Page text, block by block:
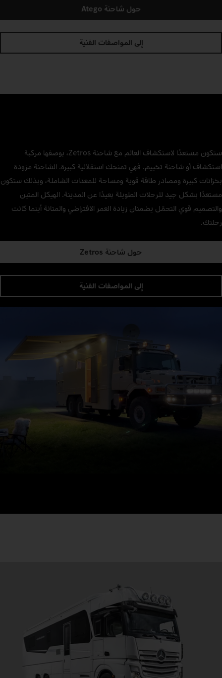
حول شاحنة Atego
إلى المواصفات الفنية
ستكون مستعدًا لاستكشاف العالم مع شاحنة Zetros، بوصفها مركبة
استكشاف أو شاحنة تخييم. فهي تمنحك استقلالية كبيرة. الشاحنة مزودة
بخزانات كبيرة ومصادر طاقة قوية ومساحة للمعدات الشاملة، وبذلك ستكون
مستعدًا بشكل جيد للرحلات الطويلة بعيدًا عن المدينة. الهيكل المتين
والتصميم قوي التحمّل يضمنان زيادة العمر الافتراضي والمتانة أينما كانت
رحلتك.
حول شاحنة Zetros
إلى المواصفات الفنية